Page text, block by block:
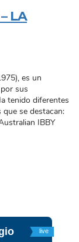
LA
es un
sus
tenido diferentes
se destacan:
IBBY